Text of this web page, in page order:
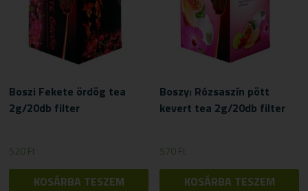
Boszi Fekete ördög tea
2g/20db filter
520Ft
KOSÁRBA TESZEM
Boszy: Rózsaszín pött
kevert tea 2g/20db filter
570Ft
KOSÁRBA TESZEM